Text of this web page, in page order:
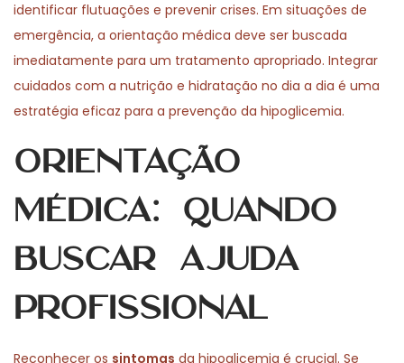
identificar flutuações e prevenir crises. Em situações de
emergência, a orientação médica deve ser buscada
imediatamente para um tratamento apropriado. Integrar
cuidados com a nutrição e hidratação no dia a dia é uma
estratégia eficaz para a prevenção da hipoglicemia.
Orientação
Médica: Quando
Buscar Ajuda
Profissional
Reconhecer os sintomas da hipoglicemia é crucial. Se